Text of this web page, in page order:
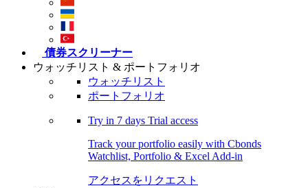
債券スクリーナー
ウォッチリスト & ポートフォリオ
ウォッチリスト
ポートフォリオ
Try in 7 days Trial access
Track your portfolio easily with Cbonds
Watchlist, Portfolio & Excel Add-in
アクセスをリクエスト